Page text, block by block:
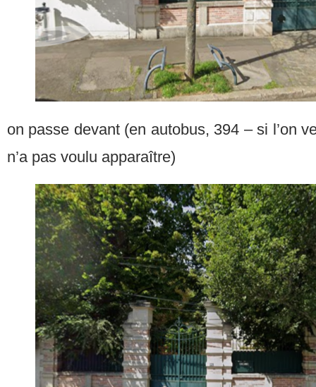
on passe devant (en autobus, 394 – si l’on
n’a pas voulu apparaître)